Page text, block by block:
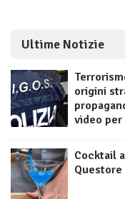
Ultime Notizie
origini
video
Cocktail